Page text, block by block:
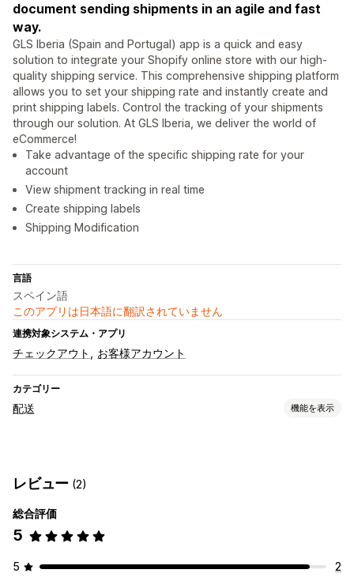
document sending shipments in an agile and fast
way.
GLS Iberia (Spain and Portugal) app is a quick and easy
solution to integrate your Shopify online store with our high-
quality shipping service. This comprehensive shipping platform
allows you to set your shipping rate and instantly create and
print shipping labels. Control the tracking of your shipments
through our solution. At GLS Iberia, we deliver the world of
eCommerce!
Take advantage of the specific shipping rate for your
account
View shipment tracking in real time
Create shipping labels
Shipping Modification
言語
スペイン語
このアプリは日本語に翻訳されていません
連携対象システム・アプリ
チェックアウト お客様アカウント
カテゴリー
配送 機能を表示
配送分析
レビュー (2)
総合評価
5
5
2